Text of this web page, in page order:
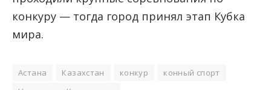
конкуру — тогда город принял этап Кубка
мира.
Астана Казахстан конкур
конный спорт